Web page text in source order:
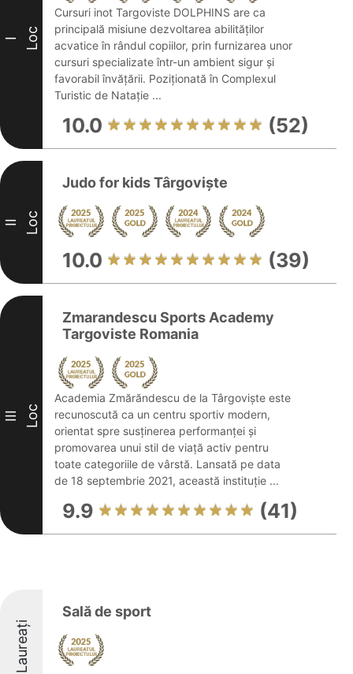
I Loc
Cursuri inot Targoviste DOLPHINS are ca
principală misiune dezvoltarea abilităților
acvatice în rândul copiilor, prin furnizarea unor
cursuri specializate într-un ambient sigur și
favorabil învățării. Poziționată în Complexul
Turistic de Natație ...
10.0 (52)
II Loc
Judo for kids Târgoviște
10.0 (39)
III Loc
Zmarandescu Sports Academy
Targoviste Romania
Academia Zmărăndescu de la Târgoviște este
recunoscută ca un centru sportiv modern,
orientat spre susținerea performanței și
promovarea unui stil de viață activ pentru
toate categoriile de vârstă. Lansată pe data
de 18 septembrie 2021, această instituție ...
9.9 (41)
Laureați
Sală de sport